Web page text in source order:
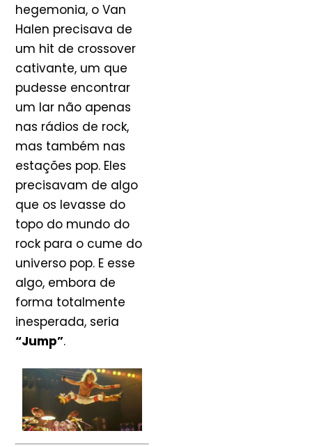
hegemonia, o Van
Halen precisava de
um hit de crossover
cativante, um que
pudesse encontrar
um lar não apenas
nas rádios de rock,
mas também nas
estações pop. Eles
precisavam de algo
que os levasse do
topo do mundo do
rock para o cume do
universo pop. E esse
algo, embora de
forma totalmente
inesperada, seria
“Jump”.